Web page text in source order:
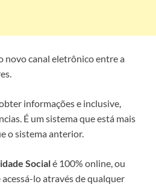
novo canal eletrônico entre a
informações e inclusive,
É um sistema que está mais
o sistema anterior.
Socialé 100% online, ou
lo através de qualquer